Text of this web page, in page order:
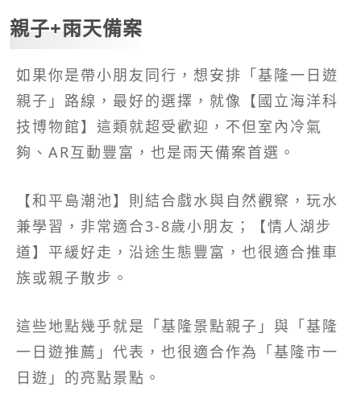
親子+雨天備案
如果你是帶小朋友同行，想安排「基隆一日遊
親子」路線，最好的選擇，就像【國立海洋科
技博物館】這類就超受歡迎，不但室內冷氣
夠、AR互動豐富，也是雨天備案首選。
【和平島潮池】則結合戲水與自然觀察，玩水
兼學習，非常適合3-8歲小朋友；【情人湖步
道】平緩好走，沿途生態豐富，也很適合推車
族或親子散步。
這些地點幾乎就是「基隆景點親子」與「基隆
一日遊推薦」代表，也很適合作為「基隆市一
日遊」的亮點景點。